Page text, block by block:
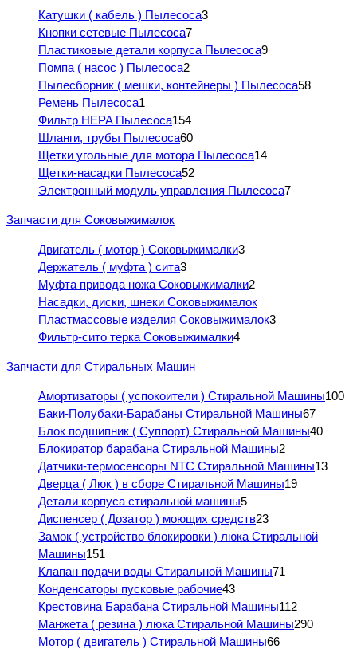
Катушки ( кабель ) Пылесоса3
Кнопки сетевые Пылесоса7
Пластиковые детали корпуса Пылесоса9
Помпа ( насос ) Пылесоса2
Пылесборник ( мешки, контейнеры ) Пылесоса58
Ремень Пылесоса1
Фильтр HEPA Пылесоса154
Шланги, трубы Пылесоса60
Щетки угольные для мотора Пылесоса14
Щетки-насадки Пылесоса52
Электронный модуль управления Пылесоса7
Запчасти для Соковыжималок
Двигатель ( мотор ) Соковыжималки3
Держатель ( муфта ) сита3
Муфта привода ножа Соковыжималки2
Насадки, диски, шнеки Соковыжималок
Пластмассовые изделия Соковыжималок3
Фильтр-сито терка Соковыжималки4
Запчасти для Стиральных Машин
Амортизаторы ( успокоители ) Стиральной Машины100
Баки-Полубаки-Барабаны Стиральной Машины67
Блок подшипник ( Суппорт) Стиральной Машины40
Блокиратор барабана Стиральной Машины2
Датчики-термосенсоры NTC Стиральной Машины13
Дверца ( Люк ) в сборе Стиральной Машины19
Детали корпуса стиральной машины5
Диспенсер ( Дозатор ) моющих средств23
Замок ( устройство блокировки ) люка Стиральной
Машины151
Клапан подачи воды Стиральной Машины71
Конденсаторы пусковые рабочие43
Крестовина Барабана Стиральной Машины112
Манжета ( резина ) люка Стиральной Машины290
Мотор ( двигатель ) Стиральной Машины66